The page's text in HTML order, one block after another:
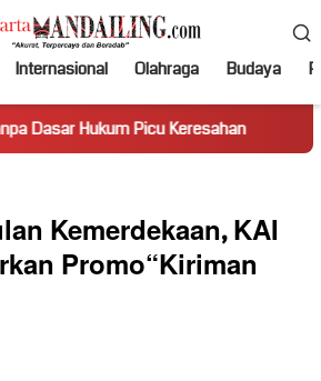
Internasional Olahraga Budaya
Picu Keresahan Truk Miring
Kemerdekaan, KAI
Promo“Kiriman